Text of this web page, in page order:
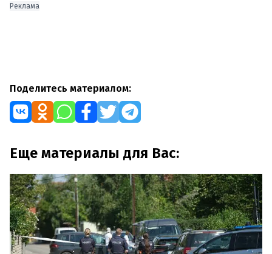
Реклама
Поделитесь материалом:
Еще материалы для Вас: